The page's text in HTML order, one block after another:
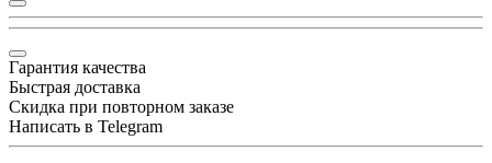
Гарантия качества
Быстрая доставка
Скидка при повторном заказе
Написать в Telegram